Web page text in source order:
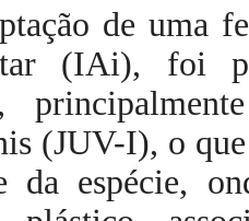
de uma
(IAi), foi
(JUV-I), o
da espécie,